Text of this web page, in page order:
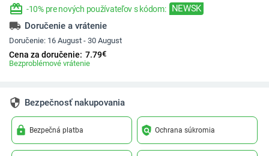
redeem -10% pre nových používateľov s kódom: NEWSK
local_shipping Doručenie a vrátenie
Doručenie: 16 August - 30 August
Cena za doručenie: 7.79€
Bezproblémové vrátenie
security Bezpečnosť nakupovania
lock Bezpečná platba policy Ochrana súkromia